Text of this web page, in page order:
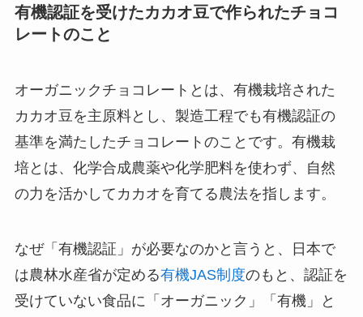
有機認証を受けたカカオ豆で作られたチョコ
レートのこと
オーガニックチョコレートとは、有機栽培された
カカオ豆を主原料とし、製造工程でも有機認証の
基準を満たしたチョコレートのことです。有機栽
培とは、化学合成農薬や化学肥料を使わず、自然
の力を活かしてカカオを育てる農法を指します。
なぜ「有機認証」が必要なのかと言うと、日本で
は農林水産省が定める有機JAS制度のもと、認証を
受けていない食品に「オーガニック」「有機」と